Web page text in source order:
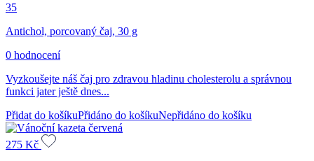
35
Antichol, porcovaný čaj, 30 g
0 hodnocení
Vyzkoušejte náš čaj pro zdravou hladinu cholesterolu a správnou
funkci jater ještě dnes...
Přidat do košíkuPřidáno do košíkuNepřidáno do košíku
275 Kč